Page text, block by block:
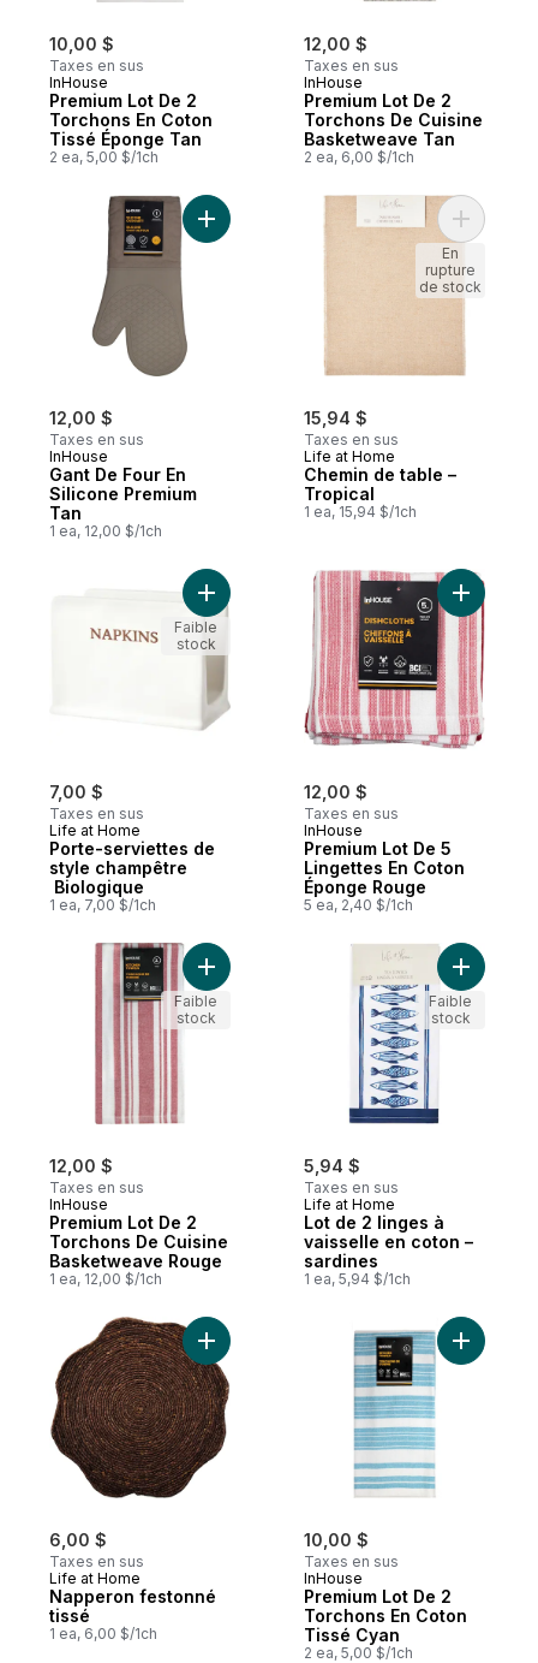
10,00 $
Taxes en sus
InHouse
Premium Lot De 2
Torchons En Coton
Tissé Éponge Tan
2 ea, 5,00 $/1ch
12,00 $
Taxes en sus
InHouse
Premium Lot De 2
Torchons De Cuisine
Basketweave Tan
2 ea, 6,00 $/1ch
12,00 $
Taxes en sus
InHouse
Gant De Four En
Silicone Premium
Tan
1 ea, 12,00 $/1ch
Ajouter Gant De Four En Silicone
15,94 $
Taxes en sus
Life at Home
Chemin de table –
Tropical
1 ea, 15,94 $/1ch
Ajouter
En
rupture
de stock
7,00 $
Taxes en sus
Life at Home
Porte-serviettes de
style champêtre
Biologique
1 ea, 7,00 $/1ch
Ajouter Porte-serviettes de style
Faible
stock
12,00 $
Taxes en sus
InHouse
Premium Lot De 5
Lingettes En Coton
Éponge Rouge
5 ea, 2,40 $/1ch
Ajouter
12,00 $
Taxes en sus
InHouse
Premium Lot De 2
Torchons De Cuisine
Basketweave Rouge
1 ea, 12,00 $/1ch
Ajouter Premium Lot De 2 Torchons De
Faible
stock
5,94 $
Taxes en sus
Life at Home
Lot de 2 linges à
vaisselle en coton –
sardines
1 ea, 5,94 $/1ch
Ajouter
Faible
stock
6,00 $
Taxes en sus
Life at Home
Napperon festonné
tissé
1 ea, 6,00 $/1ch
Ajouter Napperon festonné tissé au
10,00 $
Taxes en sus
InHouse
Premium Lot De 2
Torchons En Coton
Tissé Cyan
2 ea, 5,00 $/1ch
Ajouter